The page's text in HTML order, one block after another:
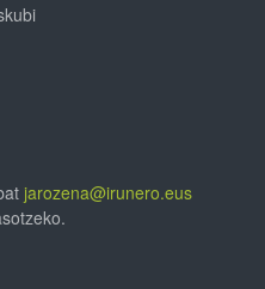
jarozena@irunero.eus